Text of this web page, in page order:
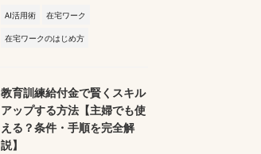
AI活用術
在宅ワーク
在宅ワークのはじめ方
教育訓練給付金で賢くスキル
アップする方法【主婦でも使
える？条件・手順を完全解
説】